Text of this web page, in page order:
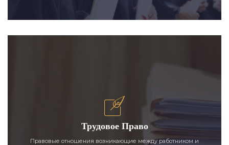
Трудовое Право
Правовые отношения возникающие между работником и